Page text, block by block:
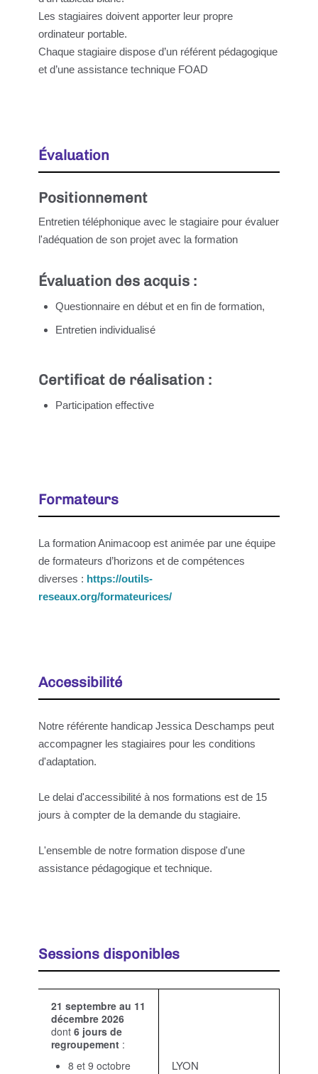
Les stagiaires doivent apporter leur propre
ordinateur portable.
Chaque stagiaire dispose d’un référent pédagogique
et d’une assistance technique FOAD
Évaluation
Positionnement
Entretien téléphonique avec le stagiaire pour évaluer
l'adéquation de son projet avec la formation
Évaluation des acquis :
Questionnaire en début et en fin de formation,
Entretien individualisé
Certificat de réalisation :
Participation effective
Formateurs
La formation Animacoop est animée par une équipe
de formateurs d’horizons et de compétences
diverses : https://outils-
reseaux.org/formateurices/
Accessibilité
Notre référente handicap Jessica Deschamps peut
accompagner les stagiaires pour les conditions
d'adaptation.
Le delai d'accessibilité à nos formations est de 15
jours à compter de la demande du stagiaire.
L'ensemble de notre formation dispose d'une
assistance pédagogique et technique.
Sessions disponibles
21 septembre au 11
décembre 2026
dont 6 jours de
regroupement :
8 et 9 octobre
LYON